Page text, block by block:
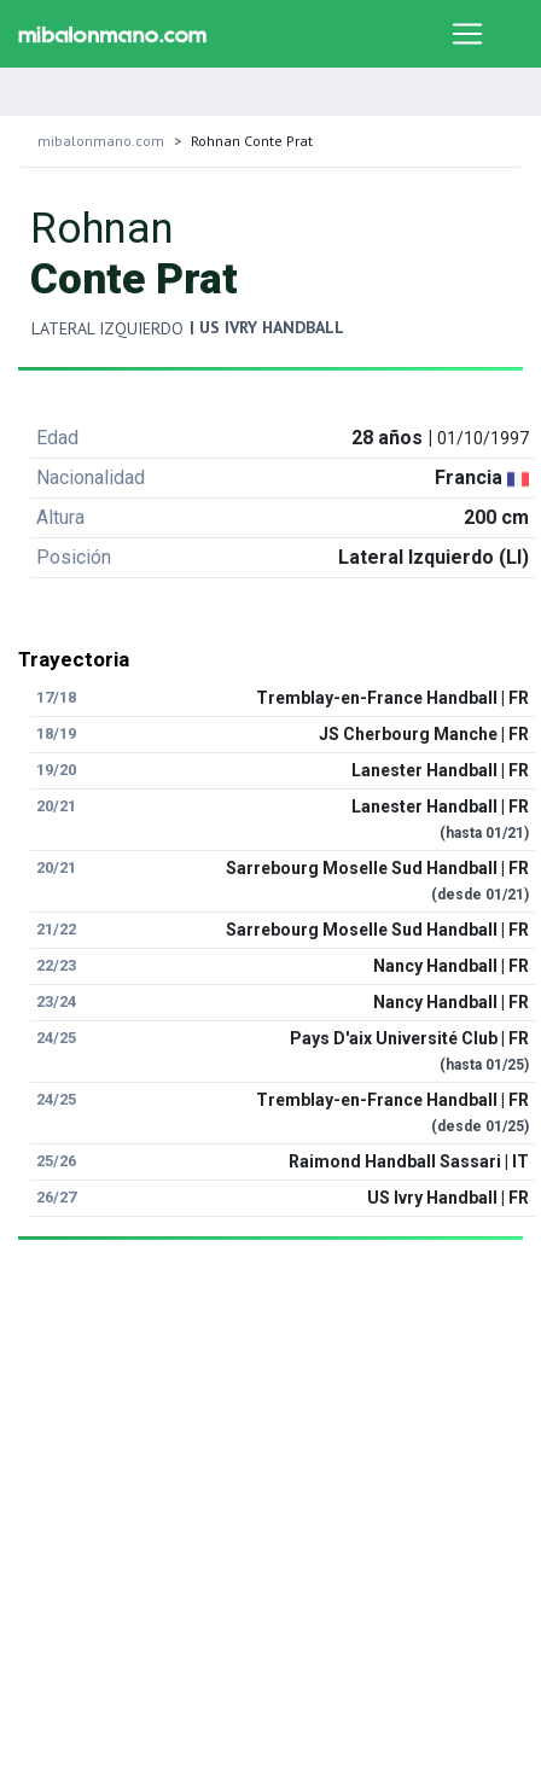
mibalonmano.com Rohnan Conte Prat
Rohnan
Conte Prat
LATERAL IZQUIERDO | US IVRY HANDBALL
Edad 28 años |01/10/1997
Nacionalidad
Francia
Altura
200 cm
Posición
Lateral Izquierdo (LI)
Trayectoria
17/18 Tremblay-en-France Handball | FR
18/19 JS Cherbourg Manche | FR
19/20 Lanester Handball | FR
20/21 Lanester Handball | FR
(hasta 01/21)
20/21 Sarrebourg Moselle Sud Handball | FR
(desde 01/21)
21/22 Sarrebourg Moselle Sud Handball | FR
22/23 Nancy Handball | FR
23/24 Nancy Handball | FR
24/25 Pays D'aix Université Club | FR
(hasta 01/25)
24/25 Tremblay-en-France Handball | FR
(desde 01/25)
25/26 Raimond Handball Sassari | IT
26/27 US Ivry Handball | FR